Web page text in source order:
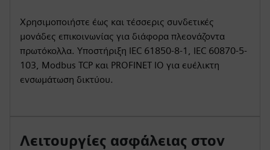
Χρησιμοποιήστε έως και τέσσερις συνδετικές
μονάδες επικοινωνίας για διάφορα πλεονάζοντα
πρωτόκολλα. Υποστήριξη IEC 61850-8-1, IEC 60870-5-
103, Modbus TCP και PROFINET IO για ευέλικτη
ενσωμάτωση δικτύου.
Λειτουργίες ασφάλειας στον